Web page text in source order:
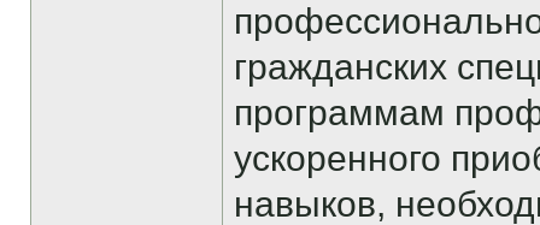
гражданских
программам
ускоренного
навыков,